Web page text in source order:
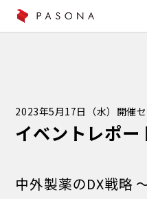
2023年5月17日（水）開催
イベントレポー
中外製薬のDX戦略